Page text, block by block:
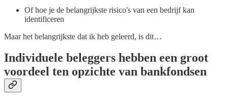
Of hoe je de belangrijkste risico's van een bedrijf kan
identificeren
Maar het belangrijkste dat ik heb geleerd, is dit…
Individuele beleggers hebben een groot
voordeel ten opzichte van bankfondsen